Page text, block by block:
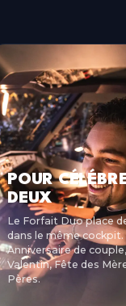
POUR
DEUX
Le Forfait Duo place
dans le même cockpit.
Anniversaire de
Valentin, Fête des
Pères.